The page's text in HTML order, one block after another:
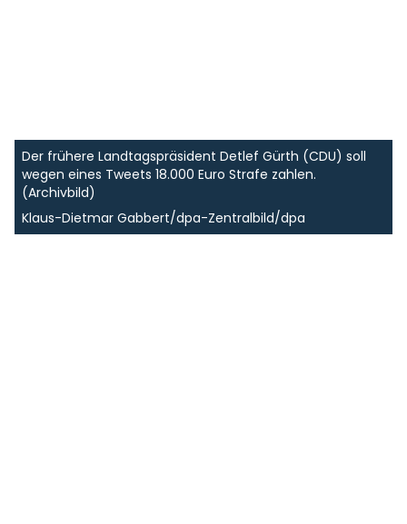
Der frühere Landtagspräsident Detlef Gürth (CDU) soll
wegen eines Tweets 18.000 Euro Strafe zahlen.
(Archivbild)
Klaus-Dietmar Gabbert/dpa-Zentralbild/dpa